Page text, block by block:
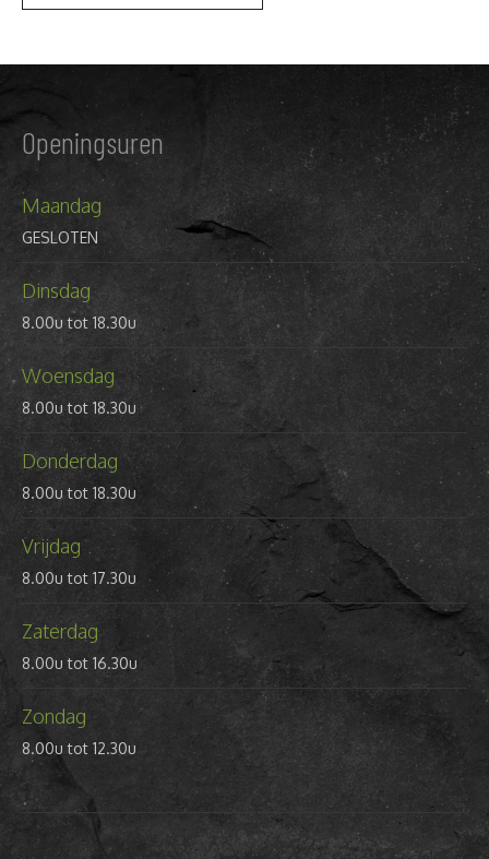
Openingsuren
Maandag
GESLOTEN
Dinsdag
8.00u tot 18.30u
Woensdag
8.00u tot 18.30u
Donderdag
8.00u tot 18.30u
Vrijdag
8.00u tot 17.30u
Zaterdag
8.00u tot 16.30u
Zondag
8.00u tot 12.30u